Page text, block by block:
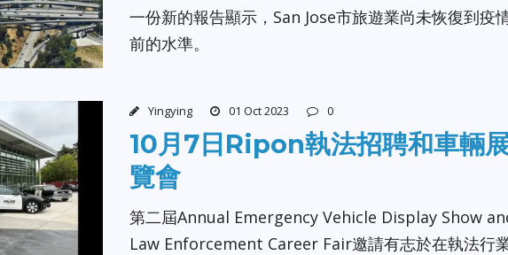
一份新的報告顯示，San Jose市旅遊業尚未恢復到疫
前的水準。
Yingying 01 Oct 2023 0
10月7日Ripon執法招聘和車輛
覽會
第二屆Annual Emergency Vehicle Display Show
Law Enforcement Career Fair邀請有志於在執法行